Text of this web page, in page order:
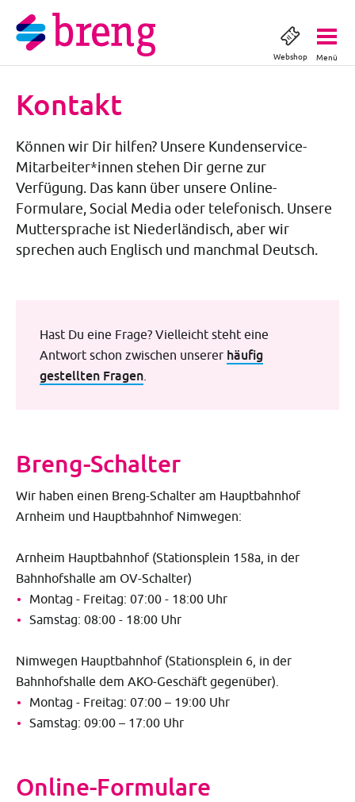
Webshop Menü
Kontakt
Können wir Dir hilfen? Unsere Kundenservice-
Mitarbeiter*innen stehen Dir gerne zur
Verfügung. Das kann über unsere Online-
Formulare, Social Media oder telefonisch. Unsere
Muttersprache ist Niederländisch, aber wir
sprechen auch Englisch und manchmal Deutsch.
Hast Du eine Frage? Vielleicht steht eine
Antwort schon zwischen unserer häufig
gestellten Fragen
Breng-Schalter
Wir haben einen Breng-Schalter am Hauptbahnhof
Arnheim und Hauptbahnhof Nimwegen:
Arnheim Hauptbahnhof (Stationsplein 158a, in der
Bahnhofshalle am OV-Schalter)
Montag - Freitag: 07:00 - 18:00 Uhr
Samstag: 08:00 - 18:00 Uhr
Nimwegen Hauptbahnhof (Stationsplein 6, in der
Bahnhofshalle dem AKO-Geschäft gegenüber).
Montag - Freitag: 07:00 – 19:00 Uhr
Samstag: 09:00 – 17:00 Uhr
Online-Formulare